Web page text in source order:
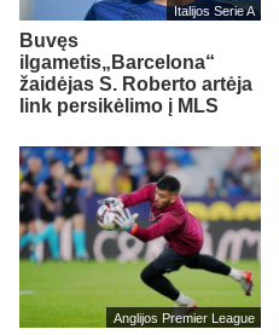
Italijos Serie A
Buvęs
ilgametis„Barcelona“
žaidėjas S. Roberto artėja
link persikėlimo į MLS
Anglijos Premier League